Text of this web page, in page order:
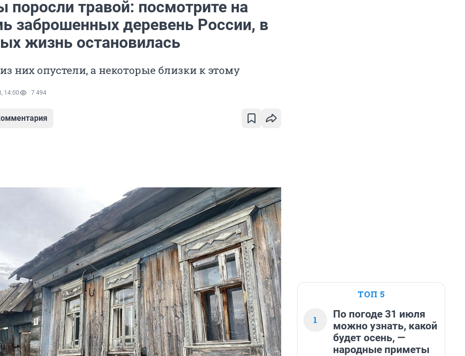
поросли травой: посмотрите на
заброшенных деревень России, в
жизнь остановилась
них опустели, а некоторые близки к этому
14:00 7 494
ТОП 5
1
По погоде 31 июля
можно узнать, какой
будет осень, —
народные приметы